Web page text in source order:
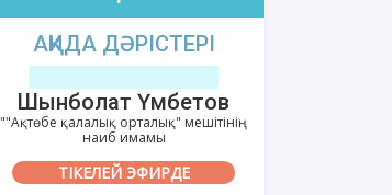
АҚИДА ДӘРІСТЕРІ
Шынболат Үмбетов
""Ақтөбе қалалық орталық" мешітінің
наиб имамы
ТІКЕЛЕЙ ЭФИРДЕ